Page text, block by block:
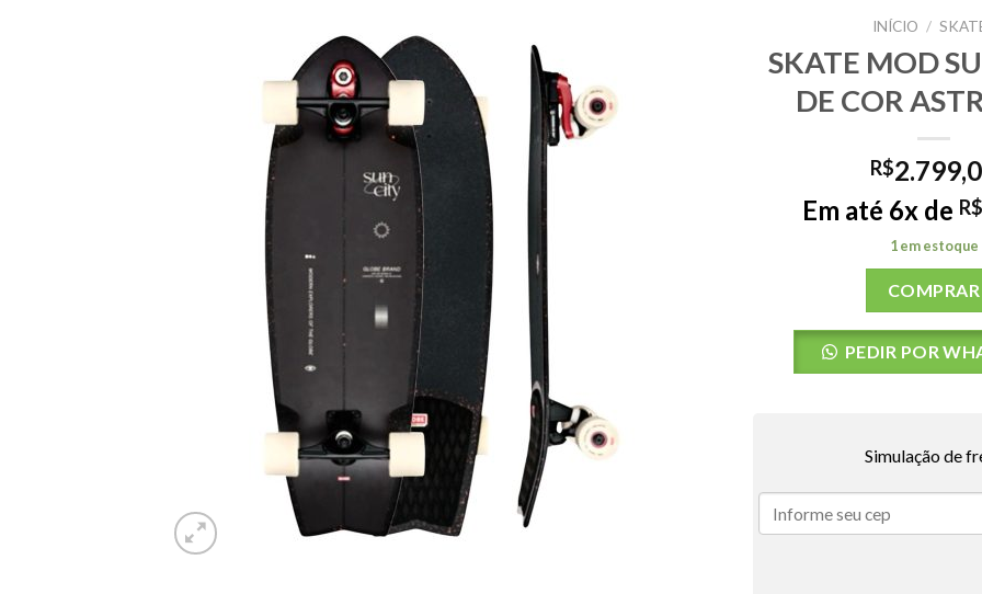
INÍCIO /
SKATE MOD
DE COR
R$
Em até 6x de R$
1 em estoque
COMPRAR
PEDIR POR
Simulação de